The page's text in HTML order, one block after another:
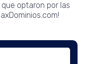
optaron por las